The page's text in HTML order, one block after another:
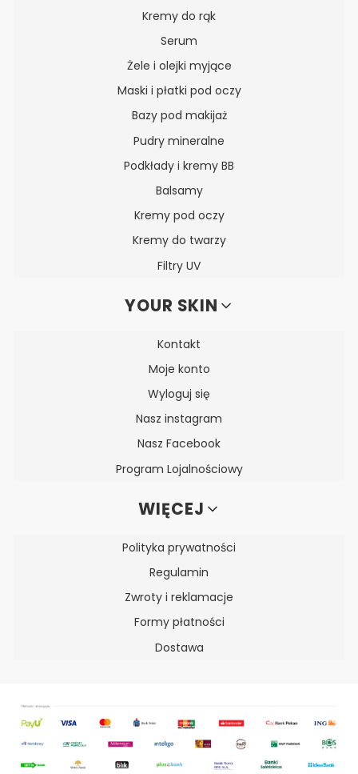
Kremy do rąk
Serum
Żele i olejki myjące
Maski i płatki pod oczy
Bazy pod makijaż
Pudry mineralne
Podkłady i kremy BB
Balsamy
Kremy pod oczy
Kremy do twarzy
Filtry UV
YOUR SKIN
Kontakt
Moje konto
Wyloguj się
Nasz instagram
Nasz Facebook
Program Lojalnościowy
WIĘCEJ
Polityka prywatności
Regulamin
Zwroty i reklamacje
Formy płatności
Dostawa